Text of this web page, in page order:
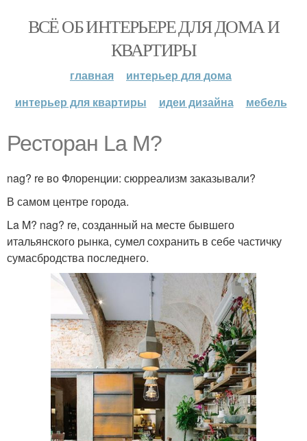
ВСЁ ОБ ИНТЕРЬЕРЕ ДЛЯ ДОМА И
КВАРТИРЫ
главная
интерьер для дома
интерьер для квартиры
идеи дизайна мебель
Ресторан La M?
nag? re во Флоренции: сюрреализм заказывали?
В самом центре города.
La M? nag? re, созданный на месте бывшего
итальянского рынка, сумел сохранить в себе частичку
сумасбродства последнего.